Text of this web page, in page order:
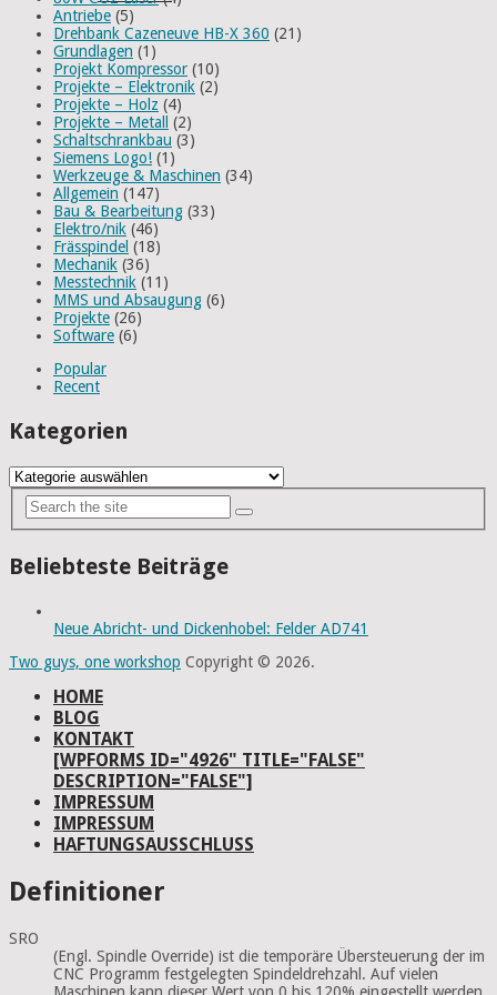
Antriebe (5)
Drehbank Cazeneuve HB-X 360 (21)
Grundlagen (1)
Projekt Kompressor (10)
Projekte – Elektronik (2)
Projekte – Holz (4)
Projekte – Metall
(2)
Schaltschrankbau (3)
Siemens Logo! (1)
Werkzeuge & Maschinen (34)
Allgemein (147)
Bau & Bearbeitung (33)
Elektro/nik (46)
Frässpindel (18)
Mechanik (36)
Messtechnik (11)
MMS und Absaugung (6)
Projekte (26)
Software (6)
Popular
Recent
Kategorien
Kategorien
Beliebteste Beiträge
Neue Abricht- und Dickenhobel: Felder AD741
Two guys, one workshop Copyright © 2026.
HOME
BLOG
KONTAKT
[WPFORMS ID="4926" TITLE="FALSE"
DESCRIPTION="FALSE"]
IMPRESSUM
IMPRESSUM
HAFTUNGSAUSSCHLUSS
Definitioner
SRO
(Engl. Spindle Override) ist die temporäre Übersteuerung der im
CNC Programm festgelegten Spindeldrehzahl. Auf vielen